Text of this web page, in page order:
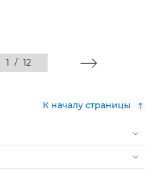
1 / 12
К началу страницы